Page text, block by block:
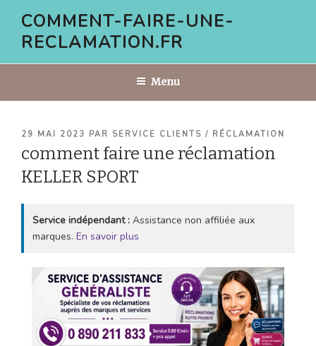
contenu
COMMENT-FAIRE-UNE-
RECLAMATION.FR
Menu
PUBLIÉ
29 MAI 2023 PAR SERVICE CLIENTS / RÉCLAMATION
comment faire une réclamation
KELLER SPORT
Service indépendant : Assistance non affiliée aux
marques. En savoir plus